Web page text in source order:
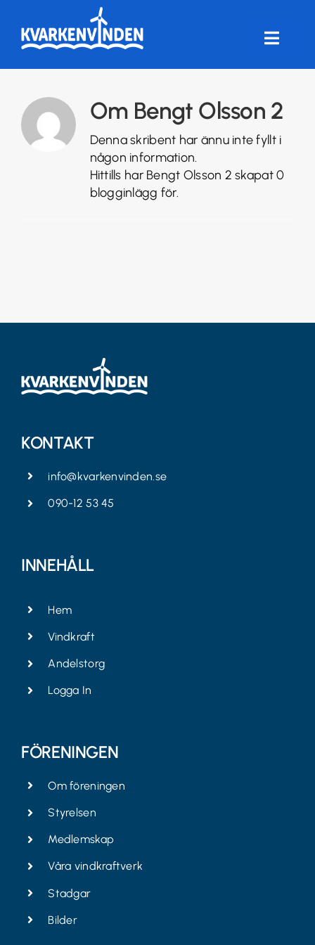
innehållet
Toggle
FÖRENINGEN Om Bengt Olsson 2
Denna skribent har ännu inte fyllt i
någon information.
Hittills har Bengt Olsson 2 skapat 0
blogginlägg för.
KONTAKT
info@kvarkenvinden.se
090-12 53 45
INNEHÅLL
Hem
Vindkraft
Andelstorg
Logga In
FÖRENINGEN
Om föreningen
Styrelsen
Medlemskap
Våra vindkraftverk
Stadgar
Bilder